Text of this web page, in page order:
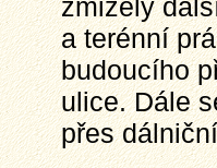
zmizely
a terénní
budoucího
ulice. Dále
přes